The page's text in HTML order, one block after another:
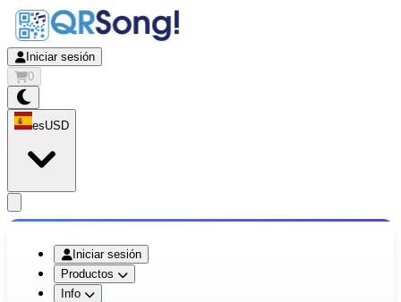
Iniciar sesión
0
esUSD
Iniciar sesión
Productos
Info